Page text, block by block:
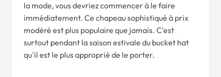
la mode, vous devriez commencer à le faire
immédiatement. Ce chapeau sophistiqué à prix
modéré est plus populaire que jamais. C'est
surtout pendant la saison estivale du bucket hat
qu'il est le plus approprié de le porter.